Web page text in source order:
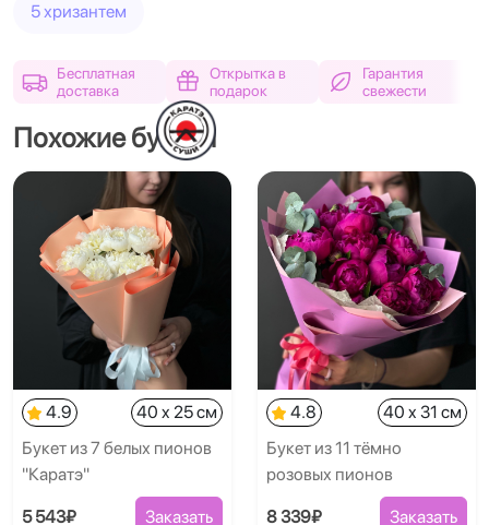
5 хризантем
Бесплатная
доставка
Открытка в
подарок
Гарантия
свежести
Похожие букеты
4.9
40 x 25 см
Букет из 7 белых пионов
"Каратэ"
5 543₽ Заказать
4.8
40 x 31 см
Букет из 11 тёмно
розовых пионов
8 339₽ Заказать